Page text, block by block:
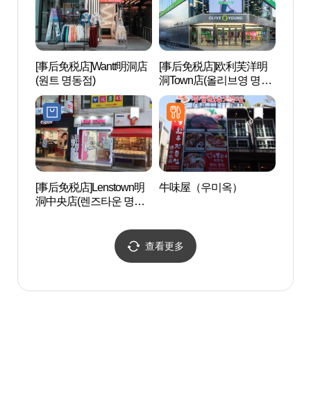
[事后免税店]Wantt明洞店
(원트 명동점)
[事后免税店]欧利芙洋明
洞Town店(올리브영 명동
타운점)
[事后免税店]Lenstown明
洞中央店(렌즈타운 명동
牛味屋（우미옥）
查看更多